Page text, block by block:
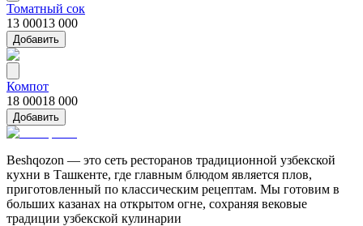
Томатный сок
13 00013 000
Добавить
Компот
18 00018 000
Добавить
Beshqozon — это сеть ресторанов традиционной узбекской
кухни в Ташкенте, где главным блюдом является плов,
приготовленный по классическим рецептам. Мы готовим в
больших казанах на открытом огне, сохраняя вековые
традиции узбекской кулинарии